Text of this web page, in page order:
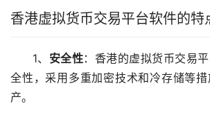
香港虚拟货币交易平台软件的特
1、 安全性：香港的虚拟货币交易
全性，采用多重加密技术和冷存储等
产。